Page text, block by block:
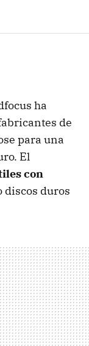
ha
de
para una
El
con
discos duros